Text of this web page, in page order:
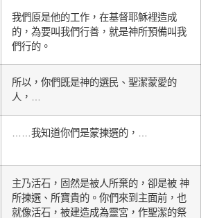
我們原是他的工作，在基督耶穌裡造成
的，為要叫我們行善，就是神所預備叫我
們行的。
所以，你們既是神的選民、聖潔蒙愛的
人，…
……我知道你們是蒙揀選的，…
主乃活石，固然是被人所棄的，卻是被 神
所揀選、所寶貴的。你們來到主面前，也
就像活石，被建造成為靈宮，作聖潔的祭